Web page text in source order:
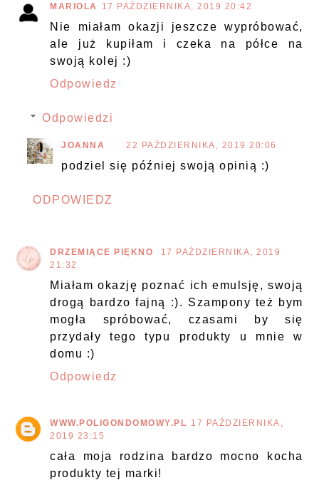
MARIOLA 17 PAŹDZIERNIKA, 2019 20:42
Nie miałam okazji jeszcze wypróbować,
ale już kupiłam i czeka na półce na
swoją kolej :)
Odpowiedz
Odpowiedzi
JOANNA 22 PAŹDZIERNIKA, 2019 20:06
podziel się później swoją opinią :)
ODPOWIEDZ
DRZEMIĄCE PIĘKNO
17 PAŹDZIERNIKA, 2019
21:32
Miałam okazję poznać ich emulsję, swoją
drogą bardzo fajną :). Szampony też bym
mogła spróbować, czasami by się
przydały tego typu produkty u mnie w
domu :)
Odpowiedz
WWW.POLIGONDOMOWY.PL 17 PAŹDZIERNIKA,
2019 23:15
cała moja rodzina bardzo mocno kocha
produkty tej marki!